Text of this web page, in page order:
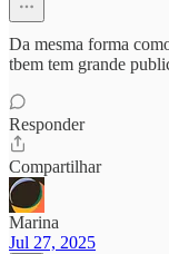
Da mesma forma
tbem tem grande
Responder
Compartilhar
Marina
Jul 27, 2025